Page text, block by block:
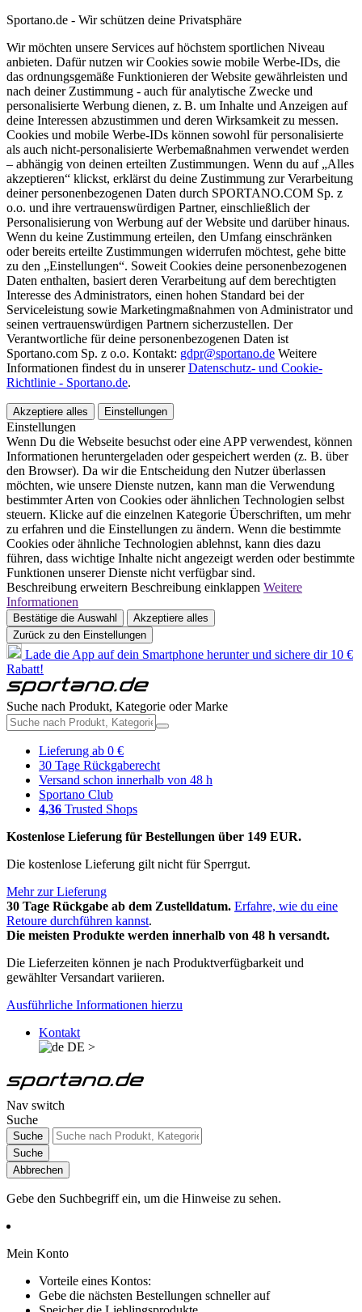
Sportano.de - Wir schützen deine Privatsphäre
Wir möchten unsere Services auf höchstem sportlichen Niveau
anbieten. Dafür nutzen wir Cookies sowie mobile Werbe-IDs, die
das ordnungsgemäße Funktionieren der Website gewährleisten und
nach deiner Zustimmung - auch für analytische Zwecke und
personalisierte Werbung dienen, z. B. um Inhalte und Anzeigen auf
deine Interessen abzustimmen und deren Wirksamkeit zu messen.
Cookies und mobile Werbe-IDs können sowohl für personalisierte
als auch nicht-personalisierte Werbemaßnahmen verwendet werden
– abhängig von deinen erteilten Zustimmungen. Wenn du auf „Alles
akzeptieren“ klickst, erklärst du deine Zustimmung zur Verarbeitung
deiner personenbezogenen Daten durch SPORTANO.COM Sp. z
o.o. und ihre vertrauenswürdigen Partner, einschließlich der
Personalisierung von Werbung auf der Website und darüber hinaus.
Wenn du keine Zustimmung erteilen, den Umfang einschränken
oder bereits erteilte Zustimmungen widerrufen möchtest, gehe bitte
zu den „Einstellungen“. Soweit Cookies deine personenbezogenen
Daten enthalten, basiert deren Verarbeitung auf dem berechtigten
Interesse des Administrators, einen hohen Standard bei der
Serviceleistung sowie Marketingmaßnahmen von Administrator und
seinen vertrauenswürdigen Partnern sicherzustellen. Der
Verantwortliche für deine personenbezogenen Daten ist
Sportano.com Sp. z o.o. Kontakt: gdpr@sportano.de Weitere
Informationen findest du in unsererDatenschutz- und Cookie-
Richtlinie - Sportano.de.
Akzeptiere alles Einstellungen
Einstellungen
Wenn Du die Webseite besuchst oder eine APP verwendest, können
Informationen heruntergeladen oder gespeichert werden (z. B. über
den Browser). Da wir die Entscheidung den Nutzer überlassen
möchten, wie unsere Dienste nutzen, kann man die Verwendung
bestimmter Arten von Cookies oder ähnlichen Technologien selbst
steuern. Klicke auf die einzelnen Kategorie Überschriften, um mehr
zu erfahren und die Einstellungen zu ändern. Wenn die bestimmte
Cookies oder ähnliche Technologien ablehnst, kann dies dazu
führen, dass wichtige Inhalte nicht angezeigt werden oder bestimmte
Funktionen unserer Dienste nicht verfügbar sind.
Beschreibung erweitern Beschreibung einklappen Weitere
Informationen
Bestätige die Auswahl
Akzeptiere alles
Zurück zu den Einstellungen
Lade die App auf dein Smartphone herunter und sichere dir 10 €
Rabatt!
Suche nach Produkt, Kategorie oder Marke
Lieferung ab 0 €
30 Tage Rückgaberecht
Versand schon innerhalb von 48 h
Sportano Club
4,36 Trusted Shops
Kostenlose Lieferung für Bestellungen über 149 EUR.
Die kostenlose Lieferung gilt nicht für Sperrgut.
Mehr zur Lieferung
30 Tage Rückgabe ab dem Zustelldatum. Erfahre, wie du eine
Retoure durchführen kannst.
Die meisten Produkte werden innerhalb von 48 h versandt.
Die Lieferzeiten können je nach Produktverfügbarkeit und
gewählter Versandart variieren.
Ausführliche Informationen hierzu
Kontakt
DE >
Nav switch
Suche
Suche
Suche
Abbrechen
Gebe den Suchbegriff ein, um die Hinweise zu sehen.
Mein Konto
Vorteile eines Kontos:
Gebe die nächsten Bestellungen schneller auf